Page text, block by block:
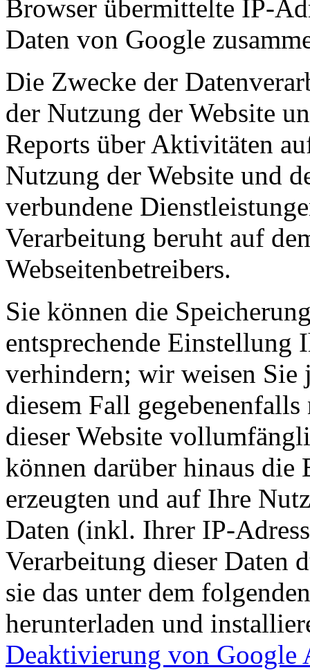
Browser übermittelte IP-
Daten von Google
Die Zwecke der
der Nutzung der Website
Reports über Aktivitäten
Nutzung der Website und
verbundene
Verarbeitung beruht auf
Webseitenbetreibers.
Sie können die
entsprechende Einstellung
verhindern; wir weisen Sie
diesem Fall
dieser Website
können darüber hinaus die
erzeugten und auf Ihre
Daten (inkl. Ihrer IP-
Verarbeitung dieser Daten
sie das unter dem
herunterladen und
Deaktivierung von Google